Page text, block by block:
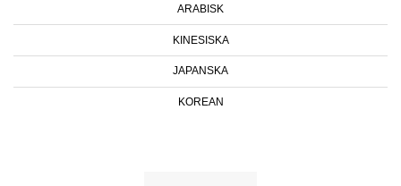
ARABISK
KINESISKA
JAPANSKA
KOREAN